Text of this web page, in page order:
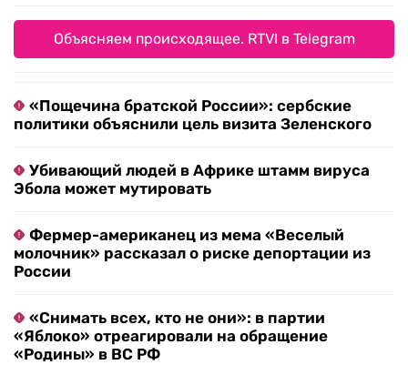
Объясняем происходящее. RTVI в Telegram
«Пощечина братской России»: сербские
политики объяснили цель визита Зеленского
Убивающий людей в Африке штамм вируса
Эбола может мутировать
Фермер-американец из мема «Веселый
молочник» рассказал о риске депортации из
России
«Снимать всех, кто не они»: в партии
«Яблоко» отреагировали на обращение
«Родины» в ВС РФ